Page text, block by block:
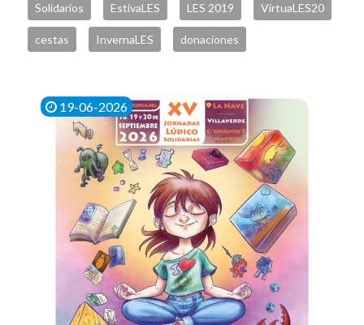
Solidarios EstivaLES LES 2019 VirtuaLES20
cestas InvernaLES donaciones
19-06-2026